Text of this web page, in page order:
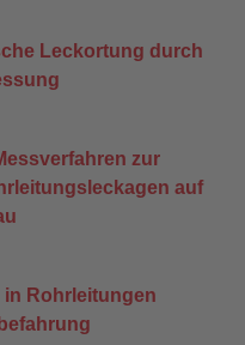
Leckortung durch
zur
auf
Rohrleitungen